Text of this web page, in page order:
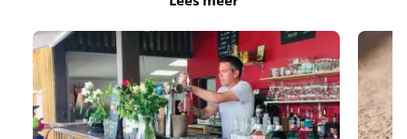
Wandelen <1km
Dierentuin <3km
Outdoor Skate Park <5km